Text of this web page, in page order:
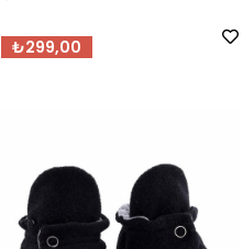
₺299,00